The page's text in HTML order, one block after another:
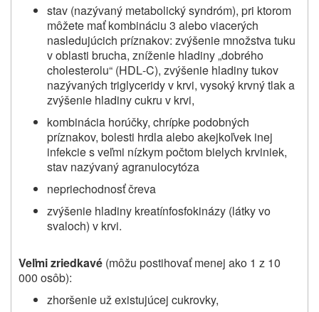
stav (nazývaný metabolický syndróm), pri ktorom
môžete mať kombináciu 3 alebo viacerých
nasledujúcich príznakov: zvýšenie množstva tuku
v oblasti brucha, zníženie hladiny „dobrého
cholesterolu“ (HDL‑C), zvýšenie hladiny tukov
nazývaných triglyceridy v krvi, vysoký krvný tlak a
zvýšenie hladiny cukru v krvi,
kombinácia horúčky, chrípke podobných
príznakov, bolesti hrdla alebo akejkoľvek inej
infekcie s veľmi nízkym počtom bielych krviniek,
stav nazývaný agranulocytóza
nepriechodnosť čreva
zvýšenie hladiny kreatínfosfokinázy (látky vo
svaloch) v krvi.
Veľmi zriedkavé (môžu postihovať menej ako 1 z 10
000 osôb):
zhoršenie už existujúcej cukrovky,